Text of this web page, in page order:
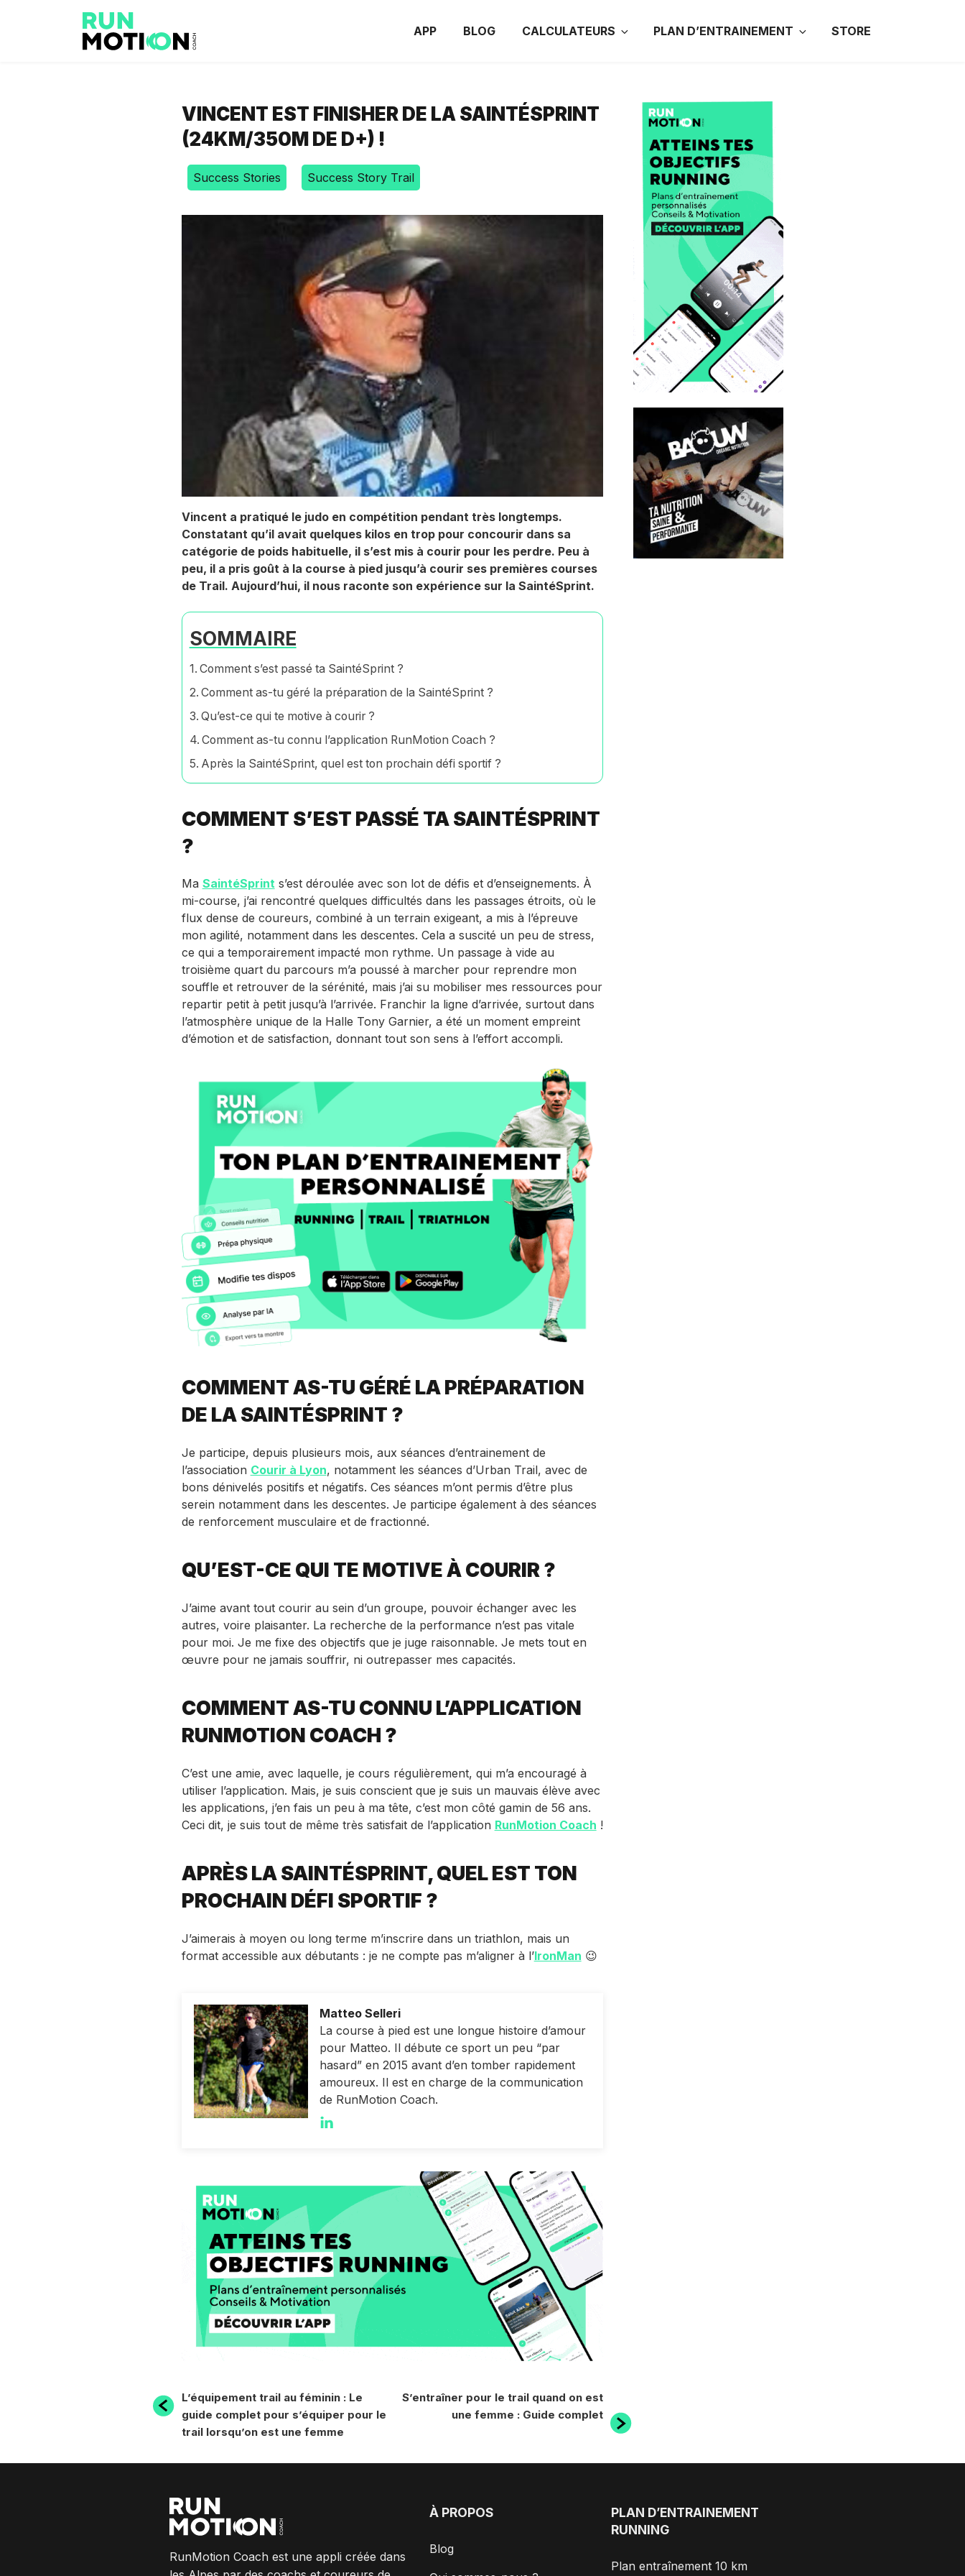
APP BLOG CALCULATEURS PLAN D’ENTRAINEMENT STORE
VINCENT EST FINISHER DE LA SAINTÉSPRINT
(24KM/350M DE D+) !
Success Stories Success Story Trail
Vincent a pratiqué le judo en compétition pendant très longtemps.
Constatant qu’il avait quelques kilos en trop pour concourir dans sa
catégorie de poids habituelle, il s’est mis à courir pour les perdre. Peu à
peu, il a pris goût à la course à pied jusqu’à courir ses premières courses
de Trail. Aujourd’hui, il nous raconte son expérience sur la SaintéSprint.
SOMMAIRE
Comment s’est passé ta SaintéSprint ?
Comment as-tu géré la préparation de la SaintéSprint ?
Qu’est-ce qui te motive à courir ?
Comment as-tu connu l’application RunMotion Coach ?
Après la SaintéSprint, quel est ton prochain défi sportif ?
COMMENT S’EST PASSÉ TA SAINTÉSPRINT
?
Ma SaintéSprints’est déroulée avec son lot de défis et d’enseignements. À
mi-course, j’ai rencontré quelques difficultés dans les passages étroits, où le
flux dense de coureurs, combiné à un terrain exigeant, a mis à l’épreuve
mon agilité, notamment dans les descentes. Cela a suscité un peu de stress,
ce qui a temporairement impacté mon rythme. Un passage à vide au
troisième quart du parcours m’a poussé à marcher pour reprendre mon
souffle et retrouver de la sérénité, mais j’ai su mobiliser mes ressources pour
repartir petit à petit jusqu’à l’arrivée. Franchir la ligne d’arrivée, surtout dans
l’atmosphère unique de la Halle Tony Garnier, a été un moment empreint
d’émotion et de satisfaction, donnant tout son sens à l’effort accompli.
COMMENT AS-TU GÉRÉ LA PRÉPARATION
DE LA SAINTÉSPRINT ?
Je participe, depuis plusieurs mois, aux séances d’entrainement de
l’association Courir à Lyon, notamment les séances d’Urban Trail, avec de
bons dénivelés positifs et négatifs. Ces séances m’ont permis d’être plus
serein notamment dans les descentes. Je participe également à des séances
de renforcement musculaire et de fractionné.
QU’EST-CE QUI TE MOTIVE À COURIR ?
J’aime avant tout courir au sein d’un groupe, pouvoir échanger avec les
autres, voire plaisanter. La recherche de la performance n’est pas vitale
pour moi. Je me fixe des objectifs que je juge raisonnable. Je mets tout en
œuvre pour ne jamais souffrir, ni outrepasser mes capacités.
COMMENT AS-TU CONNU L’APPLICATION
RUNMOTION COACH ?
C’est une amie, avec laquelle, je cours régulièrement, qui m’a encouragé à
utiliser l’application. Mais, je suis conscient que je suis un mauvais élève avec
les applications, j’en fais un peu à ma tête, c’est mon côté gamin de 56 ans.
Ceci dit, je suis tout de même très satisfait de l’application RunMotion Coach !
APRÈS LA SAINTÉSPRINT, QUEL EST TON
PROCHAIN DÉFI SPORTIF ?
J’aimerais à moyen ou long terme m’inscrire dans un triathlon, mais un
format accessible aux débutants : je ne compte pas m’aligner à l’IronMan 😉
Matteo Selleri
La course à pied est une longue histoire d’amour
pour Matteo. Il débute ce sport un peu “par
hasard” en 2015 avant d’en tomber rapidement
amoureux. Il est en charge de la communication
de RunMotion Coach.
NAVIGATION
DE
Article
précédent
L’équipement trail au féminin : Le
guide complet pour s’équiper pour le
trail lorsqu’on est une femme
Article
S’entraîner pour le trail quand on est
une femme : Guide complet
RunMotion Coach est une appli créée dans
À PROPOS
Blog
PLAN D’ENTRAINEMENT
RUNNING
Plan entraînement 10 km